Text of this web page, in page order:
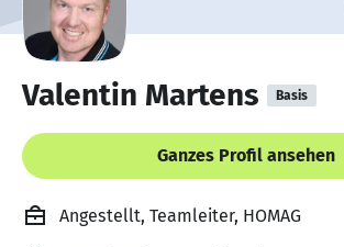
Valentin Martens Basis
Ganzes Profil ansehen
Angestellt, Teamleiter, HOMAG